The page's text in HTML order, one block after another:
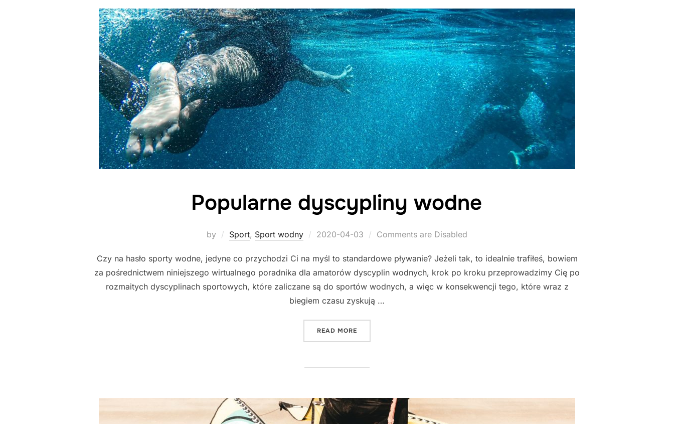
Popularne dyscypliny wodne
by Sport, Sport wodny
Posted
2020-04-03 Comments are Disabled
Czy na hasło sporty wodne, jedyne co przychodzi Ci na myśl to standardowe pływanie? Jeżeli tak, to idealnie trafiłeś, bowiem
za pośrednictwem niniejszego wirtualnego poradnika dla amatorów dyscyplin wodnych, krok po kroku przeprowadzimy Cię po
rozmaitych dyscyplinach sportowych, które zaliczane są do sportów wodnych, a więc w konsekwencji tego, które wraz z
biegiem czasu zyskują …
READ MORE